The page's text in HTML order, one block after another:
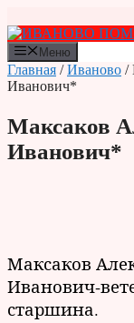
к
содержимому
Меню
Главная /Иваново /
Иванович*
Максаков
Иванович*
Максаков
Иванович-
старшина.